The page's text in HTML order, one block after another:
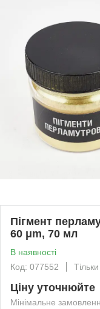
Пігмент
60 μm, 70 мл
В наявності
Код: 077552
Ціну уточнюйте
Мінімальне